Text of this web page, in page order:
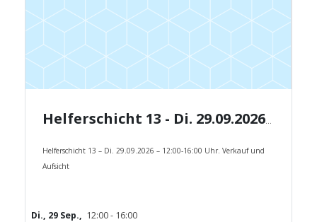
Helferschicht 13 – Di. 29.09.2026 – 12:00-16:00 Uhr. Verkauf und
Aufsicht
Di., 29 Sep., 12:00 - 16:00